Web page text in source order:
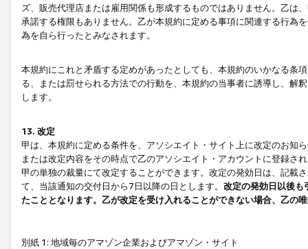
ズ、販売代理店または雇用関係も形成するものではありません。乙は
承諾する権限もありません。乙が本規約に定める事項に関連する行為
為を自ら行ったとみなされます。
本規約にこれと矛盾する定めがあったとしても、本規約のいかなる条
る、または罰せられる方法での行動を、本規約の当事者に誘導し、解
します。
13. 改定
甲は、本規約に定める条件を、アソシエイト・サイト上に改定のお知
または改定内容をその時点で乙のアソシエイト・アカウントに登録さ
甲の単独の裁量にて改定することができます。改定の発効日は、記載
て、当該通知の交付日から7日以降の日とします。 改定の発効日以後も
たこととなります。乙が改定を受け入れることができない場合、乙の
別紙 1: 地域毎のアマゾン企業およびアマゾン・サイト